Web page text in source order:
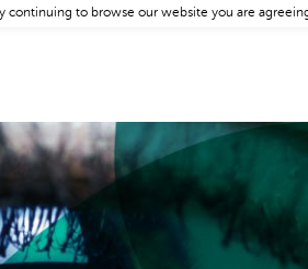
continuing to browse our website you are